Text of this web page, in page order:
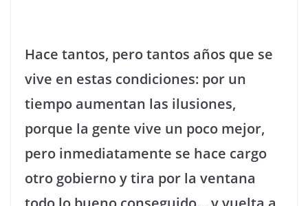
Hace tantos, pero tantos años que se
vive en estas condiciones: por un
tiempo aumentan las ilusiones,
porque la gente vive un poco mejor,
pero inmediatamente se hace cargo
otro gobierno y tira por la ventana